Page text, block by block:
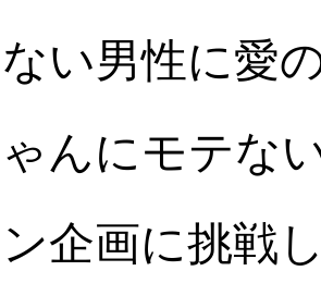
い男性に愛
んにモテな
企画に挑戦